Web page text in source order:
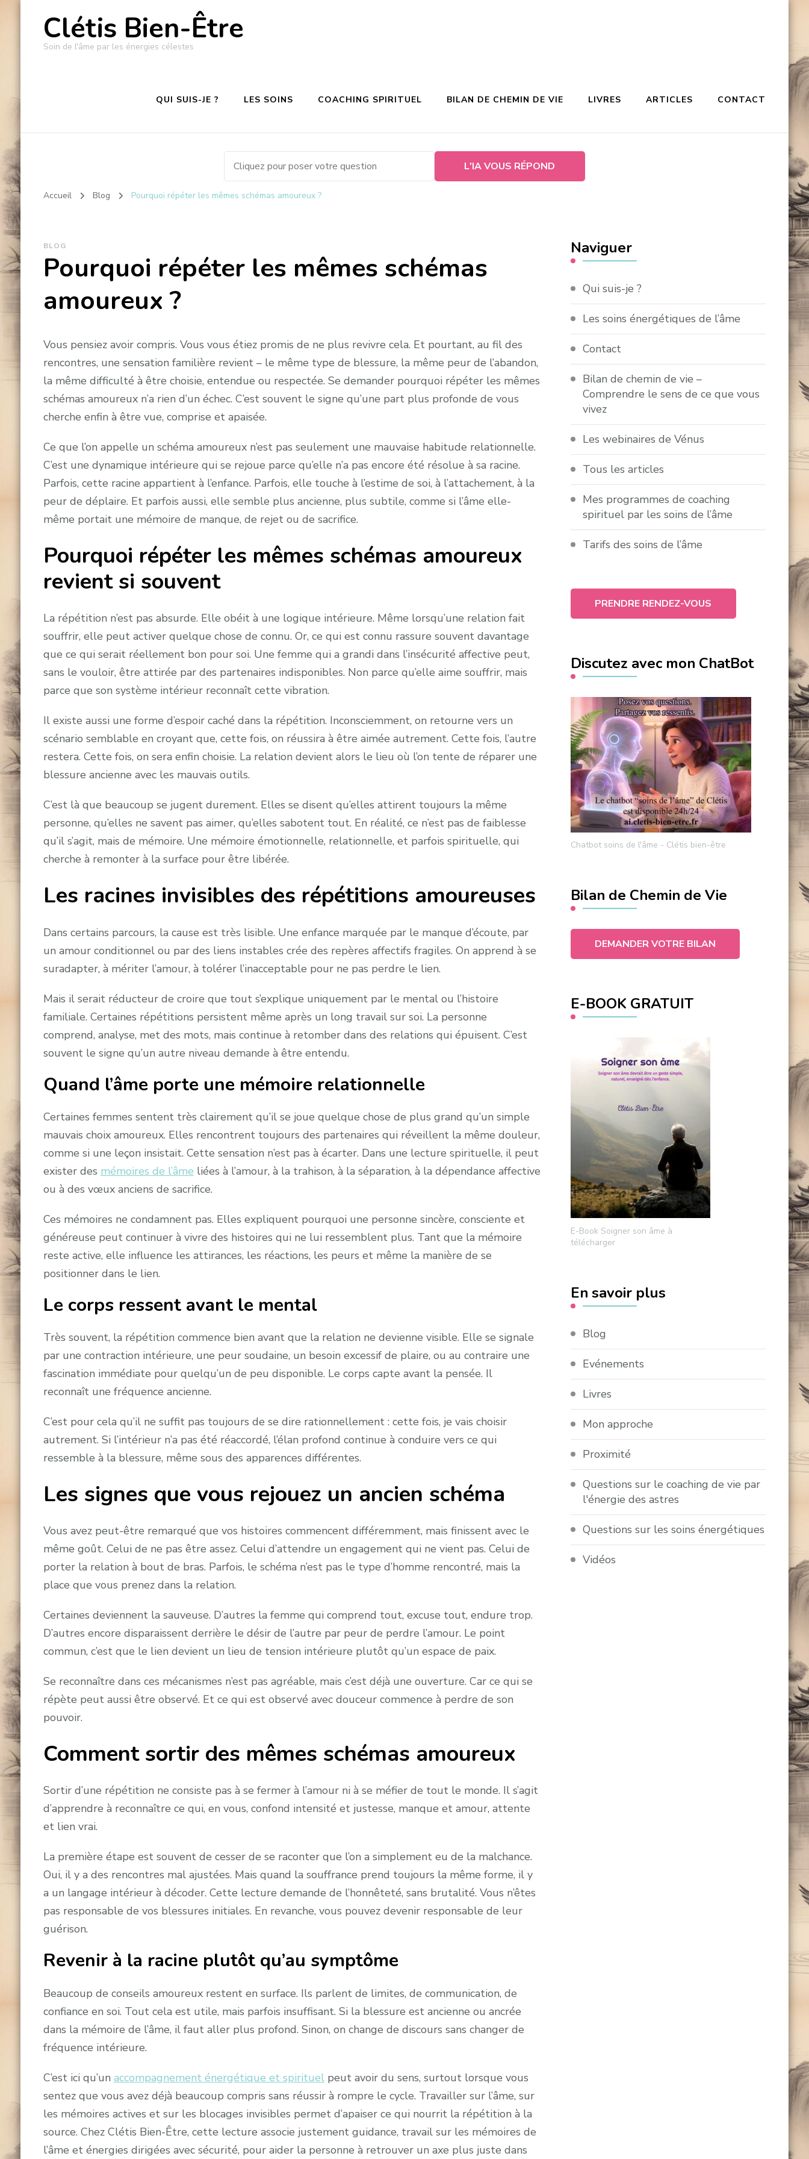
Clétis Bien-Être
Soin de l'âme par les énergies célestes
QUI SUIS-JE ? LES SOINS COACHING SPIRITUEL BILAN DE CHEMIN DE VIE LIVRES ARTICLES CONTACT
L'IA VOUS RÉPOND
Accueil Blog Pourquoi répéter les mêmes schémas amoureux ?
BLOG
Pourquoi répéter les mêmes schémas
amoureux ?
Vous pensiez avoir compris. Vous vous étiez promis de ne plus revivre cela. Et pourtant, au fil des
rencontres, une sensation familière revient – le même type de blessure, la même peur de l’abandon,
la même difficulté à être choisie, entendue ou respectée. Se demander pourquoi répéter les mêmes
schémas amoureux n’a rien d’un échec. C’est souvent le signe qu’une part plus profonde de vous
cherche enfin à être vue, comprise et apaisée.
Ce que l’on appelle un schéma amoureux n’est pas seulement une mauvaise habitude relationnelle.
C’est une dynamique intérieure qui se rejoue parce qu’elle n’a pas encore été résolue à sa racine.
Parfois, cette racine appartient à l’enfance. Parfois, elle touche à l’estime de soi, à l’attachement, à la
peur de déplaire. Et parfois aussi, elle semble plus ancienne, plus subtile, comme si l’âme elle-
même portait une mémoire de manque, de rejet ou de sacrifice.
Pourquoi répéter les mêmes schémas amoureux
revient si souvent
La répétition n’est pas absurde. Elle obéit à une logique intérieure. Même lorsqu’une relation fait
souffrir, elle peut activer quelque chose de connu. Or, ce qui est connu rassure souvent davantage
que ce qui serait réellement bon pour soi. Une femme qui a grandi dans l’insécurité affective peut,
sans le vouloir, être attirée par des partenaires indisponibles. Non parce qu’elle aime souffrir, mais
parce que son système intérieur reconnaît cette vibration.
Il existe aussi une forme d’espoir caché dans la répétition. Inconsciemment, on retourne vers un
scénario semblable en croyant que, cette fois, on réussira à être aimée autrement. Cette fois, l’autre
restera. Cette fois, on sera enfin choisie. La relation devient alors le lieu où l’on tente de réparer une
blessure ancienne avec les mauvais outils.
C’est là que beaucoup se jugent durement. Elles se disent qu’elles attirent toujours la même
personne, qu’elles ne savent pas aimer, qu’elles sabotent tout. En réalité, ce n’est pas de faiblesse
qu’il s’agit, mais de mémoire. Une mémoire émotionnelle, relationnelle, et parfois spirituelle, qui
cherche à remonter à la surface pour être libérée.
Les racines invisibles des répétitions amoureuses
Dans certains parcours, la cause est très lisible. Une enfance marquée par le manque d’écoute, par
un amour conditionnel ou par des liens instables crée des repères affectifs fragiles. On apprend à se
suradapter, à mériter l’amour, à tolérer l’inacceptable pour ne pas perdre le lien.
Mais il serait réducteur de croire que tout s’explique uniquement par le mental ou l’histoire
familiale. Certaines répétitions persistent même après un long travail sur soi. La personne
comprend, analyse, met des mots, mais continue à retomber dans des relations qui épuisent. C’est
souvent le signe qu’un autre niveau demande à être entendu.
Quand l’âme porte une mémoire relationnelle
Certaines femmes sentent très clairement qu’il se joue quelque chose de plus grand qu’un simple
mauvais choix amoureux. Elles rencontrent toujours des partenaires qui réveillent la même douleur,
comme si une leçon insistait. Cette sensation n’est pas à écarter. Dans une lecture spirituelle, il peut
exister des mémoires de l’âme liées à l’amour, à la trahison, à la séparation, à la dépendance affective
ou à des vœux anciens de sacrifice.
Ces mémoires ne condamnent pas. Elles expliquent pourquoi une personne sincère, consciente et
généreuse peut continuer à vivre des histoires qui ne lui ressemblent plus. Tant que la mémoire
reste active, elle influence les attirances, les réactions, les peurs et même la manière de se
positionner dans le lien.
Le corps ressent avant le mental
Très souvent, la répétition commence bien avant que la relation ne devienne visible. Elle se signale
par une contraction intérieure, une peur soudaine, un besoin excessif de plaire, ou au contraire une
fascination immédiate pour quelqu’un de peu disponible. Le corps capte avant la pensée. Il
reconnaît une fréquence ancienne.
C’est pour cela qu’il ne suffit pas toujours de se dire rationnellement : cette fois, je vais choisir
autrement. Si l’intérieur n’a pas été réaccordé, l’élan profond continue à conduire vers ce qui
ressemble à la blessure, même sous des apparences différentes.
Les signes que vous rejouez un ancien schéma
Vous avez peut-être remarqué que vos histoires commencent différemment, mais finissent avec le
même goût. Celui de ne pas être assez. Celui d’attendre un engagement qui ne vient pas. Celui de
porter la relation à bout de bras. Parfois, le schéma n’est pas le type d’homme rencontré, mais la
place que vous prenez dans la relation.
Certaines deviennent la sauveuse. D’autres la femme qui comprend tout, excuse tout, endure trop.
D’autres encore disparaissent derrière le désir de l’autre par peur de perdre l’amour. Le point
commun, c’est que le lien devient un lieu de tension intérieure plutôt qu’un espace de paix.
Se reconnaître dans ces mécanismes n’est pas agréable, mais c’est déjà une ouverture. Car ce qui se
répète peut aussi être observé. Et ce qui est observé avec douceur commence à perdre de son
pouvoir.
Comment sortir des mêmes schémas amoureux
Sortir d’une répétition ne consiste pas à se fermer à l’amour ni à se méfier de tout le monde. Il s’agit
d’apprendre à reconnaître ce qui, en vous, confond intensité et justesse, manque et amour, attente
et lien vrai.
La première étape est souvent de cesser de se raconter que l’on a simplement eu de la malchance.
Oui, il y a des rencontres mal ajustées. Mais quand la souffrance prend toujours la même forme, il y
a un langage intérieur à décoder. Cette lecture demande de l’honnêteté, sans brutalité. Vous n’êtes
pas responsable de vos blessures initiales. En revanche, vous pouvez devenir responsable de leur
guérison.
Revenir à la racine plutôt qu’au symptôme
Beaucoup de conseils amoureux restent en surface. Ils parlent de limites, de communication, de
confiance en soi. Tout cela est utile, mais parfois insuffisant. Si la blessure est ancienne ou ancrée
dans la mémoire de l’âme, il faut aller plus profond. Sinon, on change de discours sans changer de
fréquence intérieure.
C’est ici qu’un accompagnement énergétique et spirituelpeut avoir du sens, surtout lorsque vous
sentez que vous avez déjà beaucoup compris sans réussir à rompre le cycle. Travailler sur l’âme, sur
les mémoires actives et sur les blocages invisibles permet d’apaiser ce qui nourrit la répétition à la
source. Chez Clétis Bien-Être, cette lecture associe justement guidance, travail sur les mémoires de
l’âme et énergies dirigées avec sécurité, pour aider la personne à retrouver un axe plus juste dans
Naviguer
Qui suis-je ?
Les soins énergétiques de l’âme
Contact
Bilan de chemin de vie –
Comprendre le sens de ce que vous
vivez
Les webinaires de Vénus
Tous les articles
Mes programmes de coaching
spirituel par les soins de l’âme
Tarifs des soins de l’âme
PRENDRE RENDEZ-VOUS
Discutez avec mon ChatBot
Chatbot soins de l'âme - Clétis bien-être
Bilan de Chemin de Vie
DEMANDER VOTRE BILAN
E-BOOK GRATUIT
E-Book Soigner son âme à
télécharger
En savoir plus
Blog
Evénements
Livres
Mon approche
Proximité
Questions sur le coaching de vie par
l'énergie des astres
Questions sur les soins énergétiques
Vidéos